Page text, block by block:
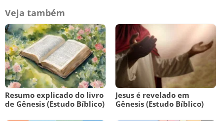
Veja também
Resumo explicado do livro
de Gênesis (Estudo Bíblico)
Jesus é revelado em
Gênesis (Estudo Bíblico)